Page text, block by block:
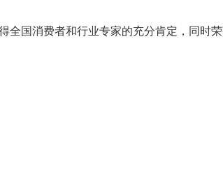
全国消费者和行业专家的充分肯定，同时